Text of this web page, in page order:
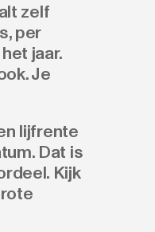
zelf
per
jaar.
Je
lijfrente
Dat is
Kijk